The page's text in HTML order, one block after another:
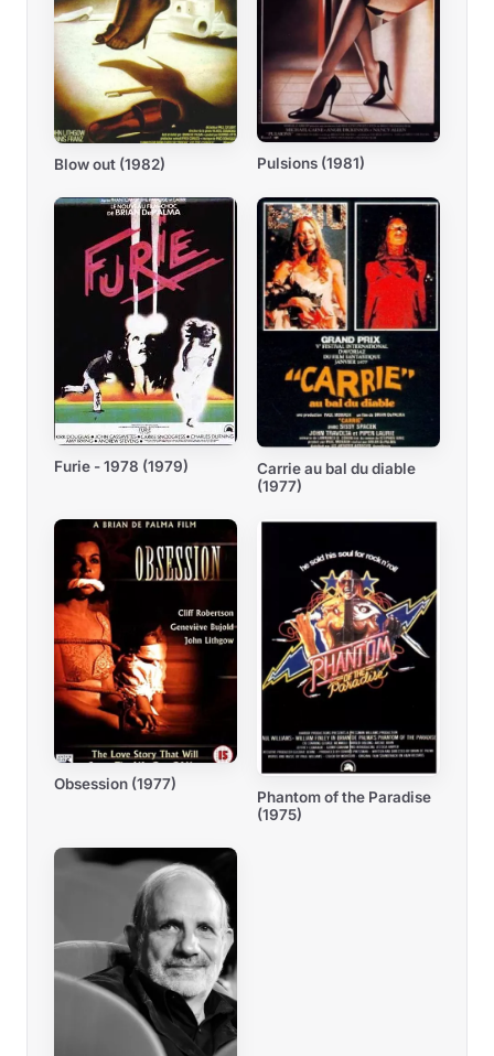
Blow out (1982) Pulsions (1981)
Furie - 1978 (1979)
Carrie au bal du diable
(1977)
Obsession (1977)
Phantom of the Paradise
(1975)